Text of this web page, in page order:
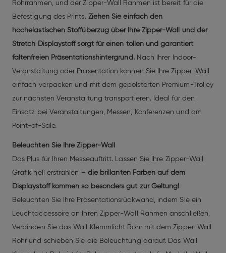
Rohrrahmen, und der Zipper-Wall Rahmen ist bereit für die
Befestigung des Prints. Ziehen Sie einfach den
hochelastischen Stoffüberzug über Ihre Zipper-Wall und der
Stretch Displaystoff sorgt für einen tollen und garantiert
faltenfreien Präsentationshintergrund.Nach Ihrer Indoor-
Veranstaltung oder Präsentation können Sie Ihre Zipper-Wall
einfach verpacken und mit dem gepolsterten Premium-Trolley
zur nächsten Veranstaltung transportieren. Ideal für den
Einsatz bei Veranstaltungen, Messen, Konferenzen und am
Point-of-Sale.
Beleuchten Sie Ihre Zipper-Wall
Das Plus für Ihren Messeauftritt. Lassen Sie Ihre Zipper-Wall
Grafik hell erstrahlen – die brillanten Farben auf dem
Displaystoff kommen so besonders gut zur Geltung!
Beleuchten Sie Ihre Präsentationsrückwand, indem Sie ein
Leuchtaccessoire an Ihren Zipper-Wall Rahmen anschließen.
Verbinden Sie das Wall Klemmlicht Rohr mit dem Zipper-Wall
Rohr und schieben Sie die Beleuchtung darauf. Das Wall